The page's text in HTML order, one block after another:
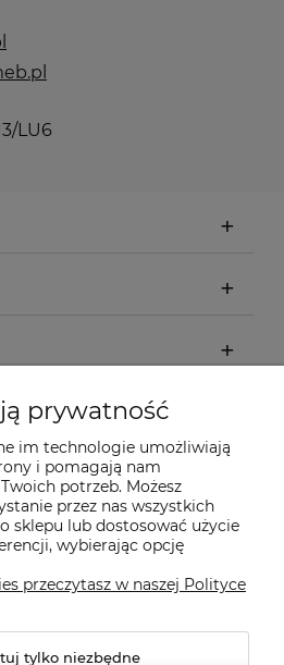
LU6
prywatność
im technologie umożliwiają
i pomagają nam
potrzeb. Możesz
przez nas wszystkich
sklepu lub dostosować użycie
wybierając opcję
przeczytasz w naszej Polityce
tylko niezbędne